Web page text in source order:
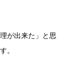
が出来た」と思
。